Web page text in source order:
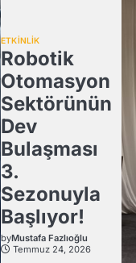
ETKİNLİK
Robotik
Otomasyon
Sektörünün
Dev
Bulaşması
3.
Sezonuyla
Başlıyor!
byMustafa Fazlıoğlu
Temmuz 24, 2026